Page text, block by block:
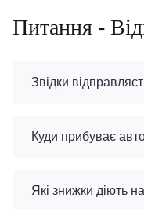
Питання -
Звідки
Куди прибуває
Які знижки діють